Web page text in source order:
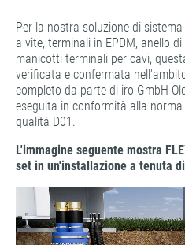
Per la nostra soluzione di
a vite, terminali in EPDM, anello
manicotti terminali per cavi,
verificata e confermata
completo da parte di iro GmbH
eseguita in conformità alla norma
qualità D01.
L'immagine seguente mostra
set in un'installazione a tenuta